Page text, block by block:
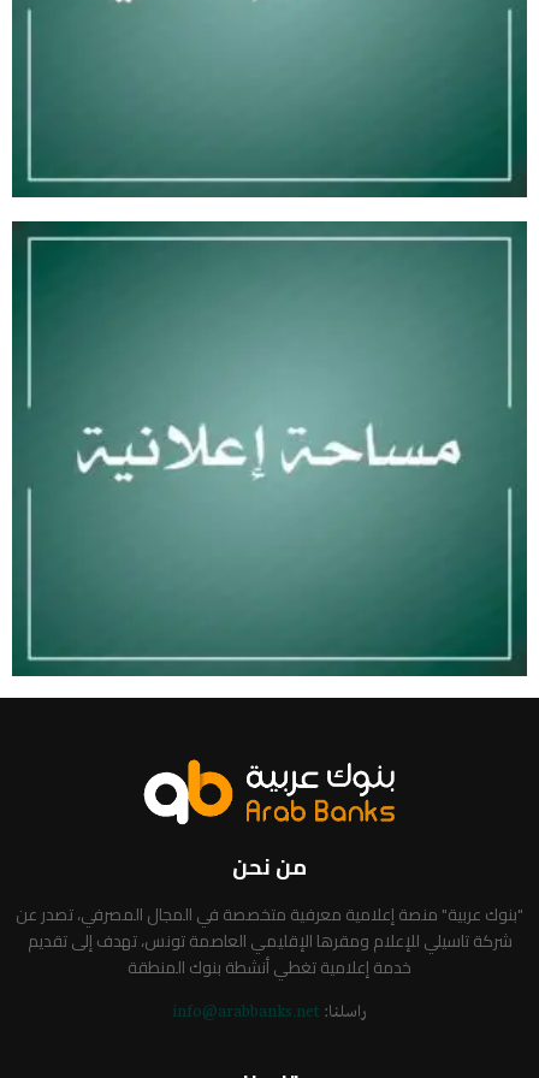
من نحن
"بنوك عربية" منصة إعلامية معرفية متخصصة في المجال المصرفي، تصدر عن
شركة تاسيلي للإعلام ومقرها الإقليمي العاصمة تونس، تهدف إلى تقديم
خدمة إعلامية تغطي أنشطة بنوك المنطقة
راسلنا: info@arabbanks.net